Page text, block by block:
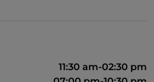
11:30 am-02:30 pm